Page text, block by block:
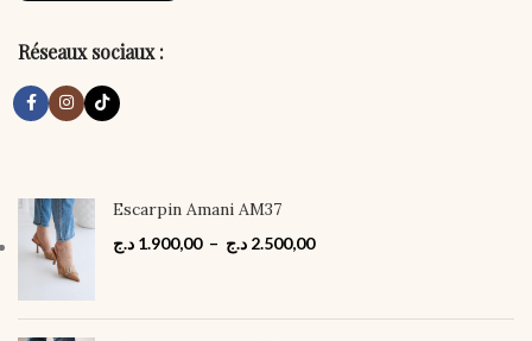
Réseaux sociaux :
Escarpin Amani AM37
1.900,00 د.ج – 2.500,00 د.ج